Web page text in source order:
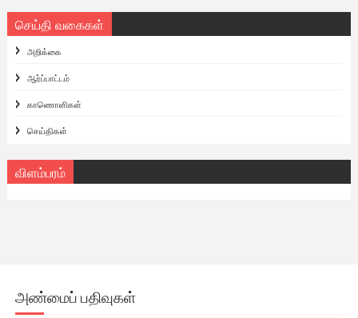
செய்தி வகைகள்
அறிக்கை
ஆர்ப்பாட்டம்
காணொளிகள்
செய்திகள்
விளம்பரம்
அண்மைப் பதிவுகள்